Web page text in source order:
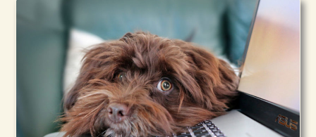
TELETRABAJO